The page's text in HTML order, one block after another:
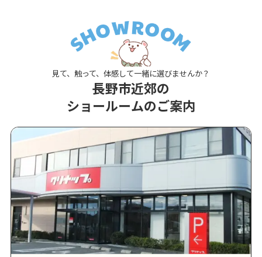
見て、触って、体感して一緒に選びませんか？
長野市近郊の
ショールームのご案内